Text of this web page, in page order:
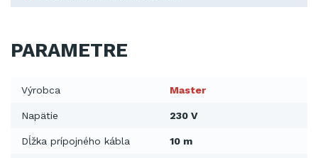
PARAMETRE
Výrobca Master
Napätie 230 V
Dĺžka prípojného kábla 10 m